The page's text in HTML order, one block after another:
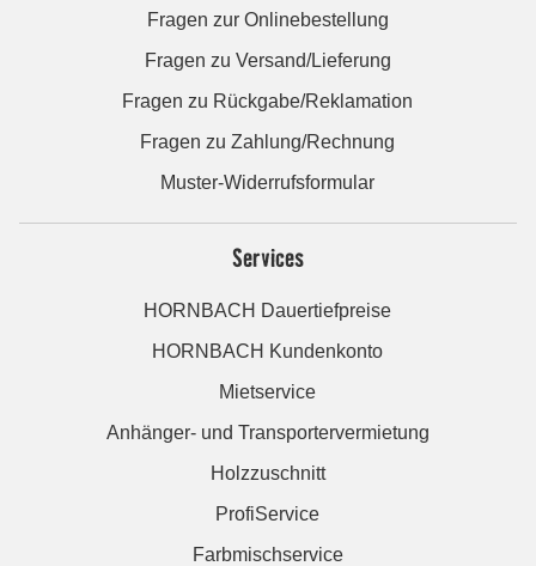
Fragen zur Onlinebestellung
Fragen zu Versand/Lieferung
Fragen zu Rückgabe/Reklamation
Fragen zu Zahlung/Rechnung
Muster-Widerrufsformular
Services
HORNBACH Dauertiefpreise
HORNBACH Kundenkonto
Mietservice
Anhänger- und Transportervermietung
Holzzuschnitt
ProfiService
Farbmischservice